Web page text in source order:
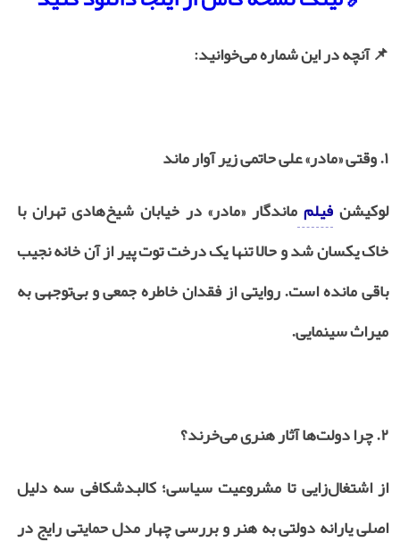
📌آنچه در این شماره می‌خوانید:
۱. وقتی «مادر» علی حاتمی زیر آوار ماند
لوکیشنفیلمماندگار «مادر» در خیابان شیخ‌هادی تهران با
خاک یکسان شد و حالا تنها یک درخت توت پیر از آن خانه نجیب
باقی مانده است. روایتی از فقدان خاطره جمعی و بی‌توجهی به
میراث سینمایی.
۲. چرا دولت‌ها آثار هنری می‌خرند؟
از اشتغال‌زایی تا مشروعیت سیاسی؛ کالبدشکافی سه دلیل
اصلی یارانه دولتی به هنر و بررسی چهار مدل حمایتی رایج در